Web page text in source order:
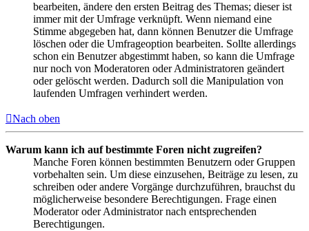
bearbeiten, ändere den ersten Beitrag des Themas; dieser ist
immer mit der Umfrage verknüpft. Wenn niemand eine
Stimme abgegeben hat, dann können Benutzer die Umfrage
löschen oder die Umfrageoption bearbeiten. Sollte allerdings
schon ein Benutzer abgestimmt haben, so kann die Umfrage
nur noch von Moderatoren oder Administratoren geändert
oder gelöscht werden. Dadurch soll die Manipulation von
laufenden Umfragen verhindert werden.
Nach oben
Warum kann ich auf bestimmte Foren nicht zugreifen?
Manche Foren können bestimmten Benutzern oder Gruppen
vorbehalten sein. Um diese einzusehen, Beiträge zu lesen, zu
schreiben oder andere Vorgänge durchzuführen, brauchst du
möglicherweise besondere Berechtigungen. Frage einen
Moderator oder Administrator nach entsprechenden
Berechtigungen.